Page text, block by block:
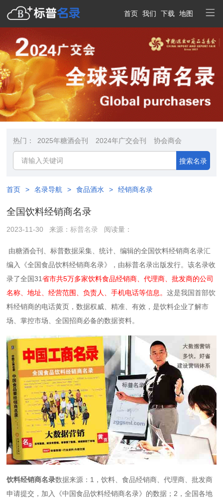
首页 我们 下载 地图
热门： 2025年糖酒会刊 2024年广交会刊 协会商会
搜索名录
首页 > 名录导航 > 食品酒水 > 经销商名录
全国饮料经销商名录
2023-11-30 来源：标普名录 阅读量：
由糖酒会刊、标普数据采集、统计、编辑的全国饮料经销商名录汇
编入《全国食品饮料经销商名录》，由标普名录出版发行。该名录收
录了全国31省市共5万多家饮料食品经销商、代理商、批发商的公司
名称、地址、经营范围、负责人、手机电话等信息。这是我国首部饮
料经销商的电话黄页，数据权威、精准、有效，是饮料企业了解市
场、掌控市场、全国招商必备的数据资料。
饮料经销商名录数据来源：1，饮料、食品经销商、代理商、批发商
申请提交，加入《中国食品饮料经销商名录》的数据；2，全国各地